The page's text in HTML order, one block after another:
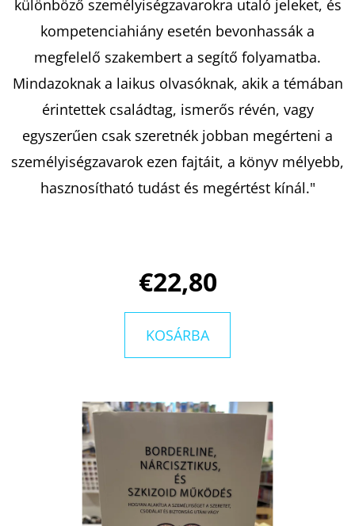
különböző személyiségzavarokra utaló jeleket, és
kompetenciahiány esetén bevonhassák a
megfelelő szakembert a segítő folyamatba.
Mindazoknak a laikus olvasóknak, akik a témában
érintettek családtag, ismerős révén, vagy
egyszerűen csak szeretnék jobban megérteni a
személyiségzavarok ezen fajtáit, a könyv mélyebb,
hasznosítható tudást és megértést kínál."
€22,80
KOSÁRBA